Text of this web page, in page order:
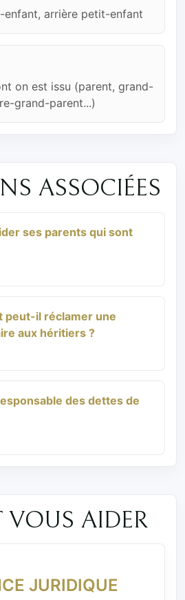
enfant, arrière petit-enfant
on est issu (parent, grand-
grand-parent...)
ASSOCIÉES
ses parents qui sont
peut-il réclamer une
aux héritiers ?
des dettes de
VOUS AIDER
JURIDIQUE